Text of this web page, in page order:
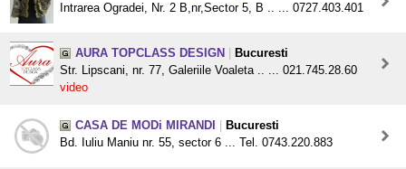
Intrarea Ogradei, Nr. 2 B,nr,Sector 5, B .. ... 0727.403.401
AURA TOPCLASS DESIGN
Bucuresti
Str. Lipscani, nr. 77, Galeriile Voaleta .. ... 021.745.28.60
video
CASA DE MODi MIRANDI
Bucuresti
Bd. Iuliu Maniu nr. 55, sector 6 ... Tel. 0743.220.883